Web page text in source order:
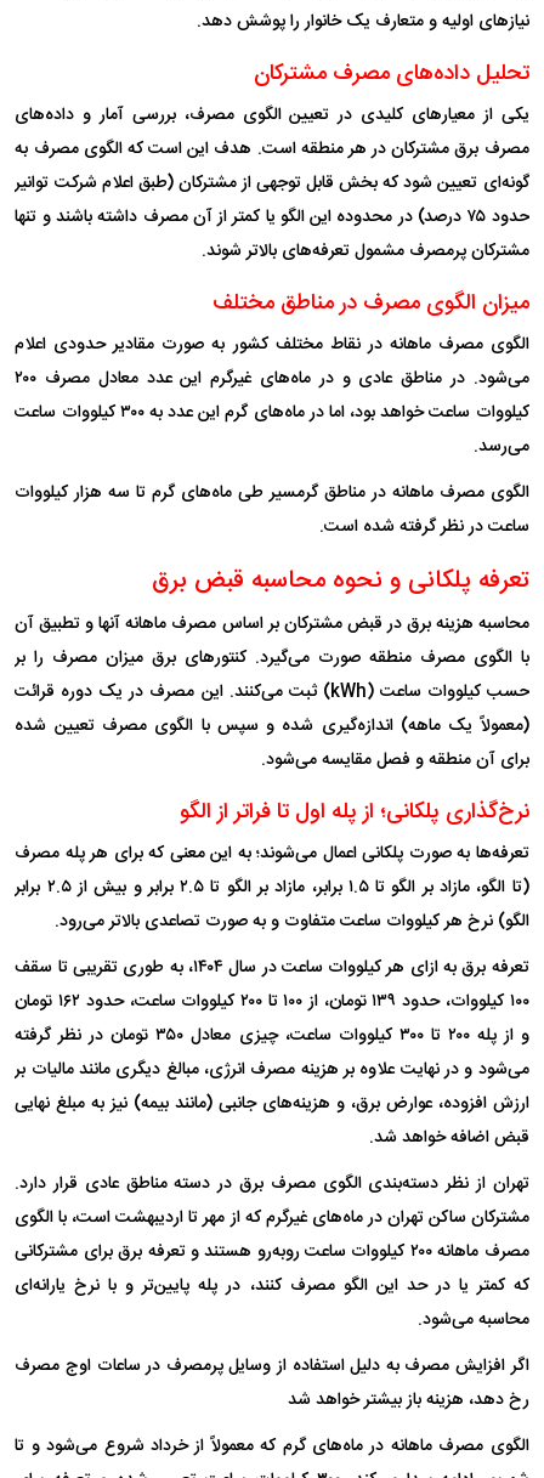
نیازهای اولیه و متعارف یک خانوار را پوشش دهد.
تحلیل داده‌های مصرف مشترکان
یکی از معیارهای کلیدی در تعیین الگوی مصرف، بررسی آمار و داده‌های
مصرف برق مشترکان در هر منطقه است. هدف این است که الگوی مصرف به
گونه‌ای تعیین شود که بخش قابل توجهی از مشترکان (طبق اعلام شرکت توانیر
حدود ۷۵ درصد) در محدوده این الگو یا کمتر از آن مصرف داشته باشند و تنها
مشترکان پرمصرف مشمول تعرفه‌های بالاتر شوند.
میزان الگوی مصرف در مناطق مختلف
الگوی مصرف ماهانه در نقاط مختلف کشور به صورت مقادیر حدودی اعلام
می‌شود. در مناطق عادی و در ماه‌های غیرگرم این عدد معادل مصرف ۲۰۰
کیلووات ساعت خواهد بود، اما در ماه‌های گرم این عدد به ۳۰۰ کیلووات ساعت
می‌رسد.
الگوی مصرف ماهانه در مناطق گرمسیر طی ماه‌های گرم تا سه هزار کیلووات
ساعت در نظر گرفته شده است.
تعرفه پلکانی و نحوه محاسبه قبض برق
محاسبه هزینه برق در قبض مشترکان بر اساس مصرف ماهانه آنها و تطبیق آن
با الگوی مصرف منطقه صورت می‌گیرد. کنتورهای برق میزان مصرف را بر
حسب کیلووات ساعت (kWh) ثبت می‌کنند. این مصرف در یک دوره قرائت
(معمولاً یک ماهه) اندازه‌گیری شده و سپس با الگوی مصرف تعیین شده
برای آن منطقه و فصل مقایسه می‌شود.
نرخ‌گذاری پلکانی؛ از پله اول تا فراتر از الگو
تعرفه‌ها به صورت پلکانی اعمال می‌شوند؛ به این معنی که برای هر پله مصرف
(تا الگو، مازاد بر الگو تا ۱.۵ برابر، مازاد بر الگو تا ۲.۵ برابر و بیش از ۲.۵ برابر
الگو) نرخ هر کیلووات ساعت متفاوت و به صورت تصاعدی بالاتر می‌رود.
تعرفه برق به ازای هر کیلووات ساعت در سال ۱۴۰۴، به طوری تقریبی تا سقف
۱۰۰ کیلووات، حدود ۱۳۹ تومان، از ۱۰۰ تا ۲۰۰ کیلووات ساعت، حدود ۱۶۲ تومان
و از پله ۲۰۰ تا ۳۰۰ کیلووات ساعت، چیزی معادل ۳۵۰ تومان در نظر گرفته
می‌شود و در نهایت علاوه بر هزینه مصرف انرژی، مبالغ دیگری مانند مالیات بر
ارزش افزوده، عوارض برق، و هزینه‌های جانبی (مانند بیمه) نیز به مبلغ نهایی
قبض اضافه خواهد شد.
تهران از نظر دسته‌بندی الگوی مصرف برق در دسته مناطق عادی قرار دارد.
مشترکان ساکن تهران در ماه‌های غیرگرم که از مهر تا اردیبهشت است، با الگوی
مصرف ماهانه ۲۰۰ کیلووات ساعت روبه‌رو هستند و تعرفه برق برای مشترکانی
که کمتر یا در حد این الگو مصرف کنند، در پله پایین‌تر و با نرخ یارانه‌ای
محاسبه می‌شود.
اگر افزایش مصرف به دلیل استفاده از وسایل پرمصرف در ساعات اوج مصرف
رخ دهد، هزینه باز بیشتر خواهد شد
الگوی مصرف ماهانه در ماه‌های گرم که معمولاً از خرداد شروع می‌شود و تا